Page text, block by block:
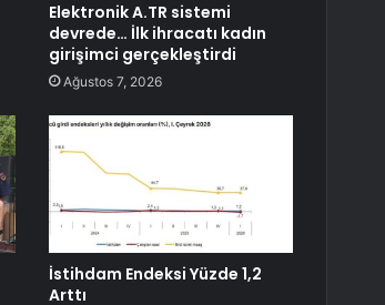
Elektronik A.TR sistemi
devrede… İlk ihracatı kadın
girişimci gerçekleştirdi
Ağustos 7, 2026
İstihdam Endeksi Yüzde 1,2
Arttı